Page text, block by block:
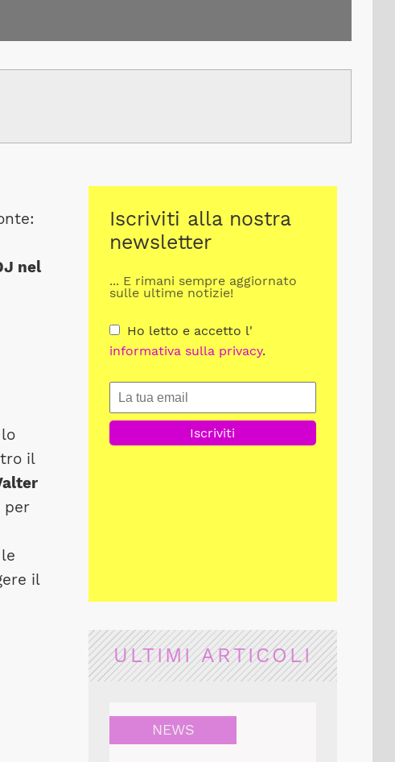
nel
il
per
il
Iscriviti alla nostra
newsletter
... E rimani sempre aggiornato
sulle ultime notizie!
Ho letto e accetto l'
informativa sulla privacy.
ULTIMI ARTICOLI
NEWS